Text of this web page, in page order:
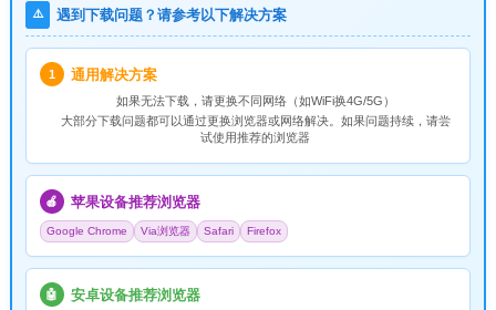
⚠️ 遇到下载问题？请参考以下解决方案
1 通用解决方案
如果无法下载，请更换不同网络（如WiFi换4G/5G）
大部分下载问题都可以通过更换浏览器或网络解决。如果问题持续，请尝
试使用推荐的浏览器
🍎 苹果设备推荐浏览器
Google Chrome Via浏览器 Safari Firefox
🤖 安卓设备推荐浏览器